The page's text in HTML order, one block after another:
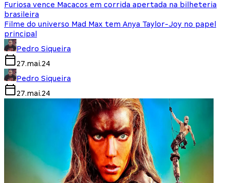
Furiosa vence Macacos em corrida apertada na bilheteria
brasileira
Filme do universo Mad Max tem Anya Taylor-Joy no papel
principal
Pedro Siqueira
27.mai.24
Pedro Siqueira
27.mai.24